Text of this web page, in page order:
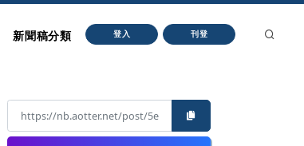
新聞稿分類 登入 刊登